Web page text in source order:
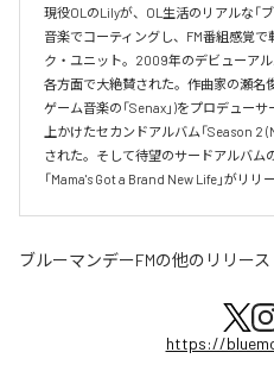
現役OLのLilyが、OL生活のリアルな「
音楽でコーティングし、FM番組感覚
ク・ユニット。2009年のデビューアル
各方面で大絶賛された。作曲家の瀬名
ゲーム音楽の「Senax」)をプロデュー
上かけたセカンドアルバム「Season 2
された。そして待望のサードアルバム
「Mama's Got a Brand New Life」がリリー
ブルーマンデーFMの他のリリース
https://